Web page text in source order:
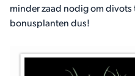
minder zaad nodig om divots
bonusplanten dus!